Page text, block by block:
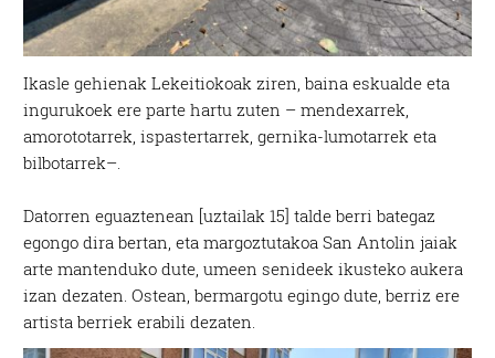
Ikasle gehienak Lekeitiokoak ziren, baina eskualde eta
ingurukoek ere parte hartu zuten – mendexarrek,
amorototarrek, ispastertarrek, gernika-lumotarrek eta
bilbotarrek–.
Datorren eguaztenean [uztailak 15] talde berri bategaz
egongo dira bertan, eta margoztutakoa San Antolin jaiak
arte mantenduko dute, umeen senideek ikusteko aukera
izan dezaten. Ostean, bermargotu egingo dute, berriz ere
artista berriek erabili dezaten.